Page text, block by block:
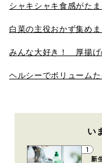
シャキシャキ食感がた
白菜の主役おかず集め
みんな大好き！ 厚揚げ
ヘルシーでボリューム
い
1
新